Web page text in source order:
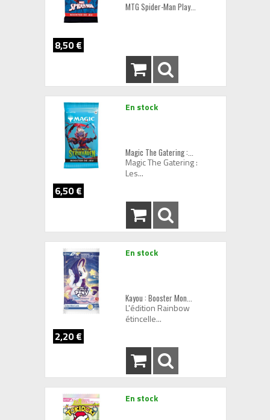
MTG Spider-Man Play...
8,50 €
En stock
Magic The Gatering :...
Magic The Gatering :
Les...
6,50 €
En stock
Kayou : Booster Mon...
L'édition Rainbow
étincelle...
2,20 €
En stock